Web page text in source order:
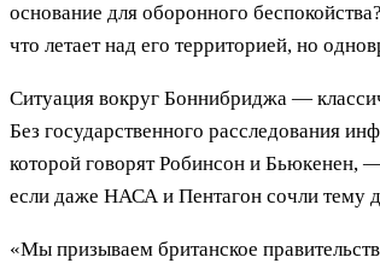
основание для оборонного
что летает над его территорией, но
Ситуация вокруг Боннибриджа —
Без государственного расследования
которой говорят Робинсон и Бьюкенен,
если даже НАСА и Пентагон сочли тему
«Мы призываем британское